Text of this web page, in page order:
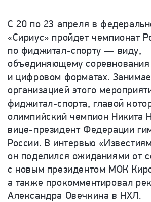
С 20 по 23 апреля в
«Сириус» пройдет чемпионат
по фиджитал-спорту — виду,
объединяющему
и цифровом форматах.
организацией этого
фиджитал-спорта, главой
олимпийский чемпион Никита
вице-президент Федерации
России. В интервью
он поделился ожиданиями от
с новым президентом МОК
а также прокомментировал
Александра Овечкина в НХЛ.